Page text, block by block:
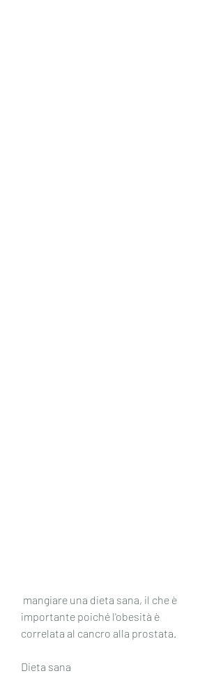
importante poiché l'obesità è
correlata al cancro alla prostata.
Dieta sana